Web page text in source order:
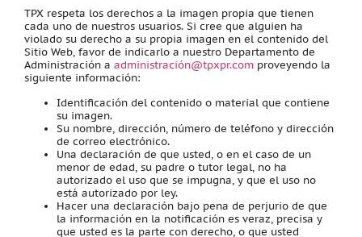
TPX respeta los derechos a la imagen propia que tienen
cada uno de nuestros usuarios. Si cree que alguien ha
violado su derecho a su propia imagen en el contenido del
Sitio Web, favor de indicarlo a nuestro Departamento de
Administración a administración@tpxpr.com proveyendo la
siguiente información:
Identificación del contenido o material que contiene
su imagen.
Su nombre, dirección, número de teléfono y dirección
de correo electrónico.
Una declaración de que usted, o en el caso de un
menor de edad, su padre o tutor legal, no ha
autorizado el uso que se impugna, y que el uso no
está autorizado por ley.
Hacer una declaración bajo pena de perjurio de que
la información en la notificación es veraz, precisa y
que usted es la parte con derecho, o que usted